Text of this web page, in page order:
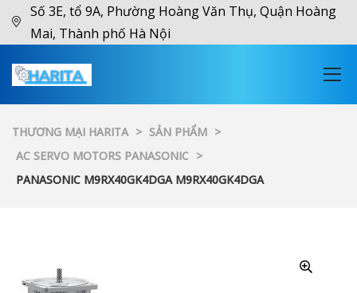
Số 3E, tổ 9A, Phường Hoàng Văn Thụ, Quận Hoàng
Mai, Thành phố Hà Nội
THƯƠNG MẠI HARITA > SẢN PHẨM >
AC SERVO MOTORS PANASONIC >
PANASONIC M9RX40GK4DGA M9RX40GK4DGA